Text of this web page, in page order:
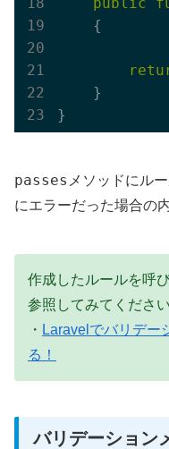
{
    }
passes メソッドにル
にエラーだった場合の
作成したルールを呼
参照してみてください
・ Laravelでバリデー
る！
バリデーション